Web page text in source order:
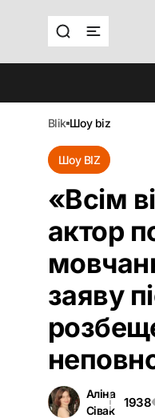
blik шоу biz
Шоу BIZ
«Всім
актор
заяву
Аліна
Сівак
1938